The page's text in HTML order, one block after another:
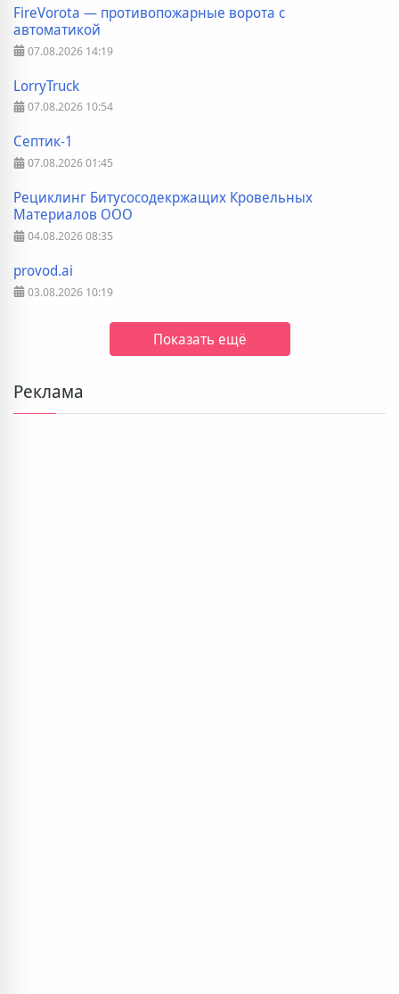
FireVorota — противопожарные ворота с
автоматикой
07.08.2026 14:19
LorryTruck
07.08.2026 10:54
Септик-1
07.08.202601:45
Рециклинг Битусосодекржащих Кровельных
Материалов ООО
04.08.202608:35
provod.ai
03.08.2026 10:19
Показать ещё
Реклама